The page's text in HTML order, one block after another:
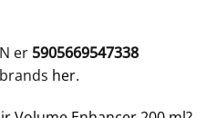
er 5905669547338
her.